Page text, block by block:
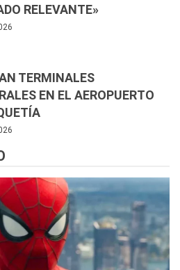
RELEVANTE»
TERMINALES
EN EL AEROPUERTO